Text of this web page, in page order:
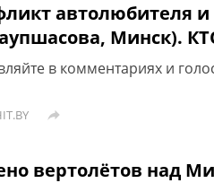
автолюбителя
Минск).
в комментариях и

вертолётов над